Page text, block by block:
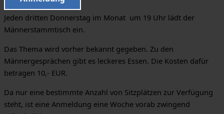
Jeden dritten Donnerstag im Monat um 19 Uhr lädt der
Männerstammtisch ein.
Das Thema wird vorher bekannt gegeben. Zu den
Männergesprächen gibt es leckeres Essen. Die Kosten dafür
betragen 10,- EUR.
Da nur eine bestimmte Anzahl von Sitzplätzen zur Verfügung
steht, ist eine Anmeldung eine Woche vorab zwingend